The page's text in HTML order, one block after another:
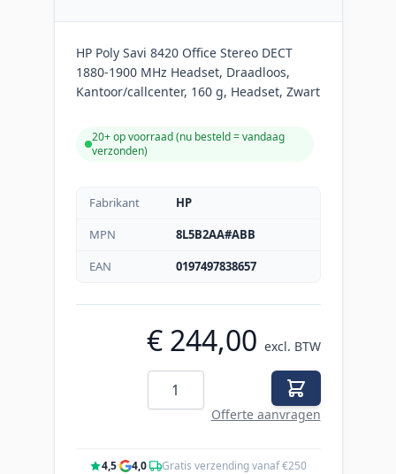
HP Poly Savi 8420 Office Stereo DECT
1880-1900 MHz Headset, Draadloos,
Kantoor/callcenter, 160 g, Headset, Zwart
20+ op voorraad (nu besteld = vandaag
verzonden)
Fabrikant
HP
MPN
8L5B2AA#ABB
EAN
0197497838657
€ 244,00 excl. BTW
Aantal
Offerte aanvragen
4,5· 4,0· Gratis verzending vanaf €250